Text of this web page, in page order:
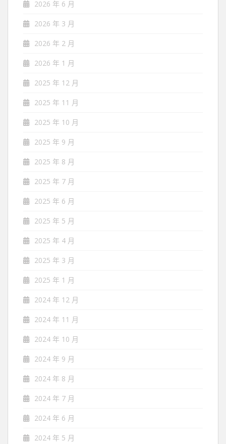
2026 年 6 月
2026 年 3 月
2026 年 2 月
2026 年 1 月
2025 年 12 月
2025 年 11 月
2025 年 10 月
2025 年 9 月
2025 年 8 月
2025 年 7 月
2025 年 6 月
2025 年 5 月
2025 年 4 月
2025 年 3 月
2025 年 1 月
2024 年 12 月
2024 年 11 月
2024 年 10 月
2024 年 9 月
2024 年 8 月
2024 年 7 月
2024 年 6 月
2024 年 5 月